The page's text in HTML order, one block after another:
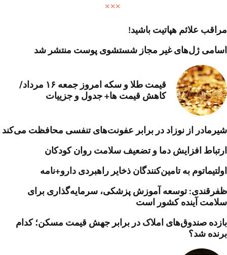
مراقب علائم هپاتیت باشید!
اسامی ژل‌های غیر مجاز شستشوی پوست منتشر شد
قیمت طلا و سکه امروز جمعه ۱۶ مرداد/
کاهش قیمت ها+ جدول و جزییات
شیرمادر از نوزاد در برابر عفونت‌های تنفسی محافظت می‌کند
ارتباط افزایش دما و تضعیف سلامت روان کودکان
اولتیماتوم به تامین‌کنندگان ذخایر راهبردی دارو+نامه
ظفرقندی: توسعه آموزش پزشکی، سرمایه‌گذاری برای
سلامت آینده کشور است
بازده صندوق‌های املاک در برابر جهش قیمت مسکن؛ کدام
برنده شد؟